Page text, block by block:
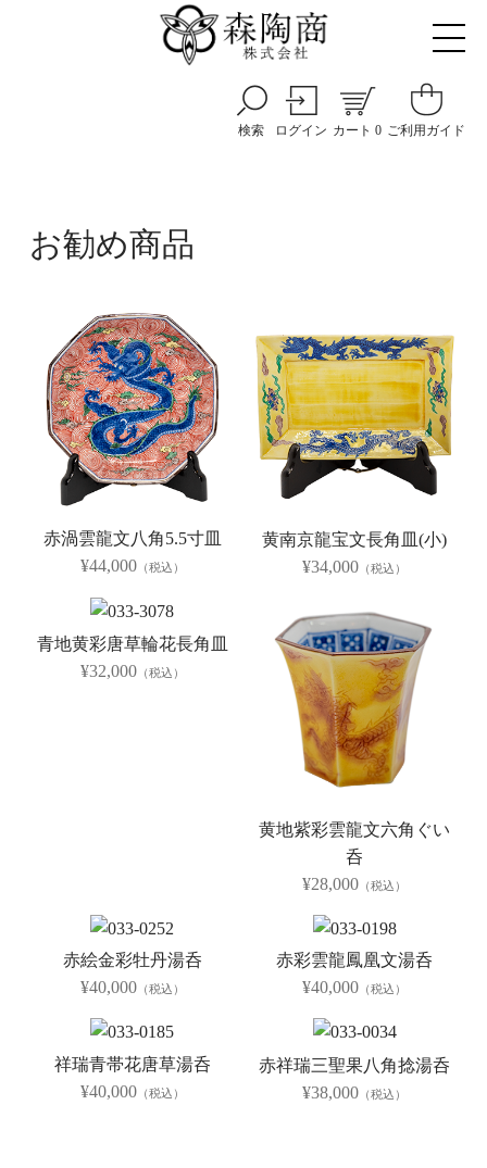
検索 ログイン カート 0 ご利用ガイド
お勧め商品
赤渦雲龍文八角5.5寸皿
¥44,000（税込）
黄南京龍宝文長角皿(小)
¥34,000 （税込）
青地黄彩唐草輪花長角皿
¥32,000（税込）
黄地紫彩雲龍文六角ぐい
呑
¥28,000 （税込）
赤絵金彩牡丹湯呑
¥40,000（税込）
赤彩雲龍鳳凰文湯呑
¥40,000 （税込）
祥瑞青帯花唐草湯呑
¥40,000（税込）
赤祥瑞三聖果八角捻湯呑
¥38,000 （税込）